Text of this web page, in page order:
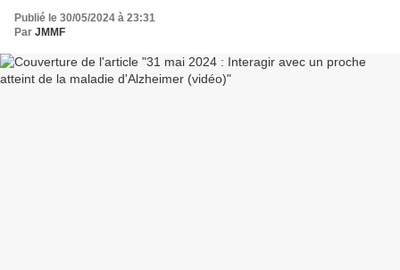
Publié le 30/05/2024 à 23:31
Par JMMF